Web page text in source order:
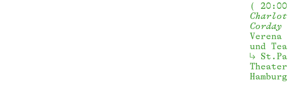
20:00
Corday
Verena
und Team
Theater
Hamburg